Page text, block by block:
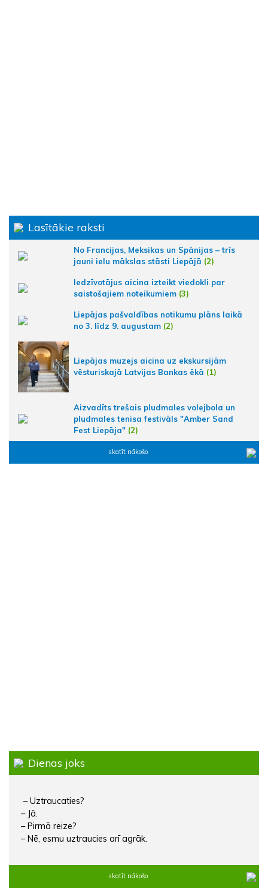
Lasītākie raksti
No Francijas, Meksikas un Spānijas – trīs
jauni ielu mākslas stāsti Liepājā (2)
Iedzīvotājus aicina izteikt viedokli par
saistošajiem noteikumiem (3)
Liepājas pašvaldības notikumu plāns laikā
no 3. līdz 9. augustam (2)
Liepājas muzejs aicina uz ekskursijām
vēsturiskajā Latvijas Bankas ēkā (1)
Aizvadīts trešais pludmales volejbola un
pludmales tenisa festivāls "Amber Sand
Fest Liepāja" (2)
skatīt nākošo
Dienas joks
– Uztraucaties?
– Jā.
– Pirmā reize?
– Nē, esmu uztraucies arī agrāk.
skatīt nākošo